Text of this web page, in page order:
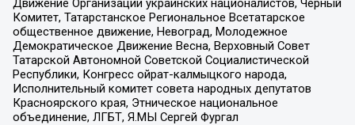
Комитет, Татарстанское Региональное Всетатарское
общественное движение, Невоград, Молодежное
Демократическое Движение Весна, Верховный Совет
Татарской Автономной Советской Социалистической
Республики, Конгресс ойрат-калмыцкого народа,
Исполнительный комитет совета народных депутатов
Красноярского края, Этническое национальное
объединение, ЛГБТ, Я.МЫ Сергей Фургал